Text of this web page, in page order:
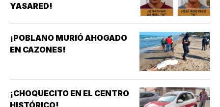
YASARED!
¡POBLANO MURIÓ AHOGADO
EN CAZONES!
¡CHOQUECITO EN EL CENTRO